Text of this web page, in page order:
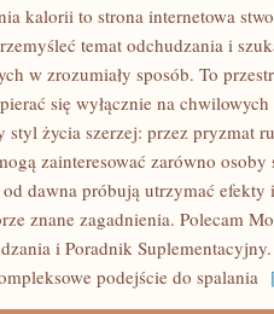
kalorii to strona internetowa
temat odchudzania i
w zrozumiały sposób. To
się wyłącznie na
styl życia szerzej: przez pryzmat
zainteresować zarówno
dawna próbują utrzymać efekty
znane zagadnienia. Polecam
i Poradnik
podejście do spalania